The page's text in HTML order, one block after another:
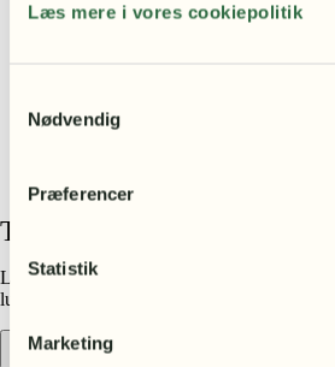
Læs mere i vores cookiepolitik
Nødvendig
Præferencer
Statistik
Marketing
Tilføj din overskrift her
Lorem ipsum dolor sit amet, consectetur
luctus nec ullamcorper mattis, pulvinar